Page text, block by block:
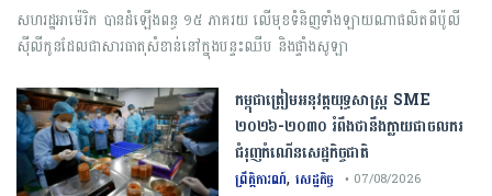
សហរដ្ឋអាម៉េរិក បានដំឡើងពន្ធ ១៥ ភាគរយ លើមុខទំនិញទាំងឡាយណាផលិតពីប៉ូលី
ស៊ីលីកូនដែលជាសារធាតុសំខាន់នៅក្នុងបន្ទះឈីប និងផ្ទាំងសូឡា
កម្ពុជា​ត្រៀមអនុវត្ត​យុទ្ធសាស្ត្រ​ ​SME​ ​
២០២៦​-​២០៣០​ រំពឹងថានឹងក្លាយ​ជា​ចលករ​
ជំរុញ​កំណើន​សេដ្ឋកិច្ច​ជាតិ​
ព្រឹត្តិការណ៍, សេដ្ឋកិច្ច • 07/08/2026